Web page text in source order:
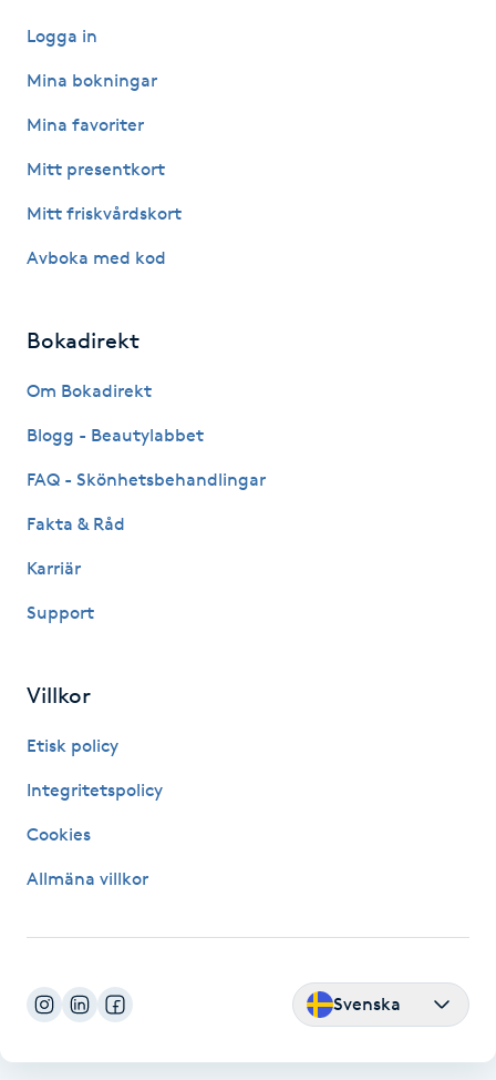
Hollywood Peel
Hot yoga
Hudföryngring
Hudvård
Hyperhidros
Hypnos
Hårvård
Hälsa
Idrottsmassage
IPL
Logga in
Mina bokningar
Mina favoriter
Mitt presentkort
Mitt friskvårdskort
Avboka med kod
Bokadirekt
Om Bokadirekt
Blogg - Beautylabbet
FAQ - Skönhetsbehandlingar
Fakta & Råd
Karriär
Support
Villkor
Etisk policy
Integritetspolicy
Cookies
Allmäna villkor
Svenska